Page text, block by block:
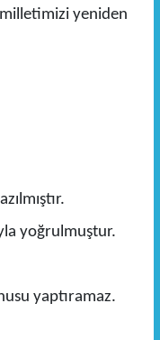
yeniden
yoğrulmuştur.
yaptıramaz.